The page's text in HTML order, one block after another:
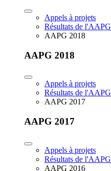
Appels à projets
Résultats de l'AAPG
AAPG 2018
AAPG 2018
Appels à projets
Résultats de l'AAPG
AAPG 2017
AAPG 2017
Appels à projets
Résultats de l'AAPG
AAPG 2016